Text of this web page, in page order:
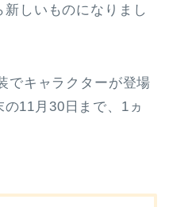
新しいものになりまし
でキャラクターが登場
11月30日まで、1ヵ